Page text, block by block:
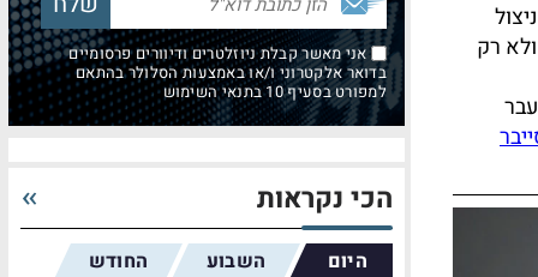
רק
אני מאשר קבלת ניוזלטרים ודיוורים פרסומיים
בדואר אלקטרוני ו/או באמצעות הסלולר בהתאם
למפורט בסעיף 10 בתנאי השימוש
הכי נקראות
היום השבוע החודש